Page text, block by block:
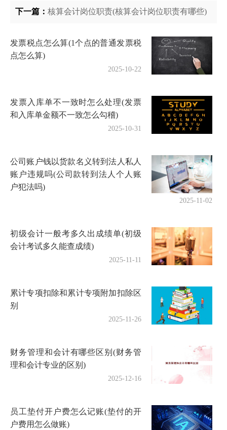
下一篇： 核算会计岗位职责(核算会计岗位职责有哪些)
发票税点怎么算(1个点的普通发票税
点怎么算)
2025-10-22
发票入库单不一致时怎么处理(发票
和入库单金额不一致怎么勾稽)
2025-10-31
公司账户钱以货款名义转到法人私人
账户违规吗(公司款转到法人个人账
户犯法吗)
2025-11-02
初级会计一般考多久出成绩单(初级
会计考试多久能查成绩)
2025-11-11
累计专项扣除和累计专项附加扣除区
别
2025-11-26
财务管理和会计有哪些区别(财务管
理和会计专业的区别)
2025-12-16
员工垫付开户费怎么记账(垫付的开
户费用怎么做账)